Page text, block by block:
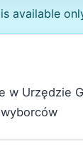
available
w